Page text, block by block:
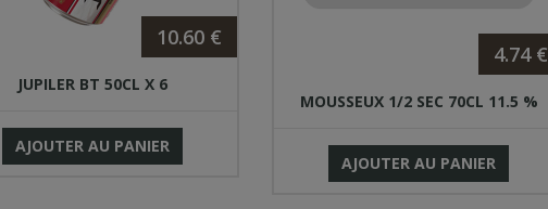
10.60 €
JUPILER BT 50CL X 6
AJOUTER AU PANIER
4.74 €
MOUSSEUX 1/2 SEC 70CL 11.5 %
AJOUTER AU PANIER